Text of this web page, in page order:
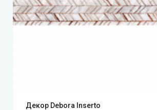
Декор Debora Inserto